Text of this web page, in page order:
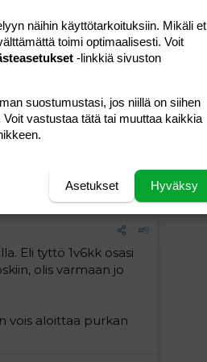
että viisi kertaa
Mutta näin
koputtaa puuta! ) Olen
että 5 kertaa
se voi aiheuttaa
Vastaa
#9
Eli tyttö 1v6kk osasi
olis varmaan jo
vois aloittaa purkan
näihin käyttötarkoituksiin. Mikäli et
toimi optimaalisesti. Voit
-linkkiä sivuston
suostumustasi, jos niillä on siihen
vastustaa tätä tai muuttaa kaikkia
Hyväksy
Asetukset